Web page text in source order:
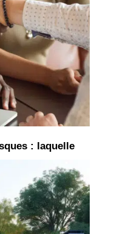
: laquelle